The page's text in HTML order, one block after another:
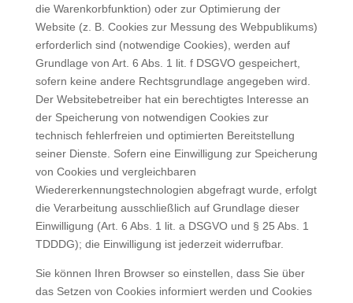
die Warenkorbfunktion) oder zur Optimierung der
Website (z. B. Cookies zur Messung des Webpublikums)
erforderlich sind (notwendige Cookies), werden auf
Grundlage von Art. 6 Abs. 1 lit. f DSGVO gespeichert,
sofern keine andere Rechtsgrundlage angegeben wird.
Der Websitebetreiber hat ein berechtigtes Interesse an
der Speicherung von notwendigen Cookies zur
technisch fehlerfreien und optimierten Bereitstellung
seiner Dienste. Sofern eine Einwilligung zur Speicherung
von Cookies und vergleichbaren
Wiedererkennungstechnologien abgefragt wurde, erfolgt
die Verarbeitung ausschließlich auf Grundlage dieser
Einwilligung (Art. 6 Abs. 1 lit. a DSGVO und § 25 Abs. 1
TDDDG); die Einwilligung ist jederzeit widerrufbar.
Sie können Ihren Browser so einstellen, dass Sie über
das Setzen von Cookies informiert werden und Cookies